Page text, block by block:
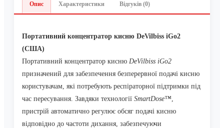
Опис Характеристики Відгуків (0)
Портативний концентратор кисню DeVilbiss iGo2
(США)
Портативний концентратор кисню DeVilbiss iGo2
призначений для забезпечення безперервної подачі кисню
користувачам, які потребують респіраторної підтримки під
час пересування. Завдяки технології SmartDose™,
пристрій автоматично регулює обсяг подачі кисню
відповідно до частоти дихання, забезпечуючи